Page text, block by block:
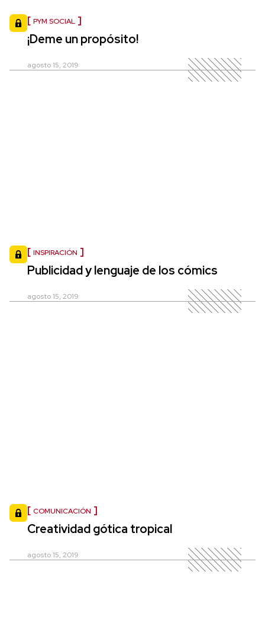
PYM SOCIAL
¡Deme un propósito!
agosto 15, 2019
INSPIRACIÓN
Publicidad y lenguaje de los cómics
agosto 15, 2019
COMUNICACIÓN
Creatividad gótica tropical
agosto 15, 2019